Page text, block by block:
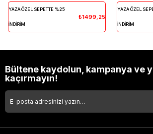
YAZA ÖZEL SEPETTE %25
İNDİRİM
₺1499,25
YAZA ÖZEL
İNDİRİM
Bültene kaydolun, kampanya ve
kaçırmayın!